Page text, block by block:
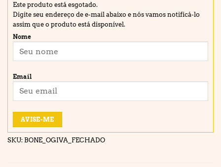
Este produto está esgotado.
Digite seu endereço de e-mail abaixo e nós vamos notificá-lo
assim que o produto está disponível.
Nome
Email
AVISE-ME
SKU: BONE_OGIVA_FECHADO